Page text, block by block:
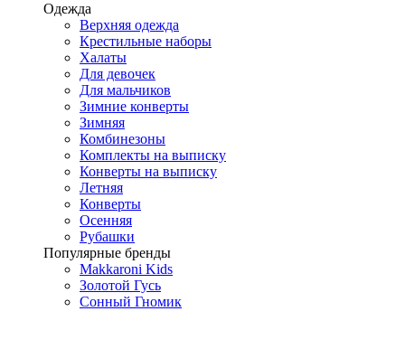
Одежда
Верхняя одежда
Крестильные наборы
Халаты
Для девочек
Для мальчиков
Зимние конверты
Зимняя
Комбинезоны
Комплекты на выписку
Конверты на выписку
Летняя
Конверты
Осенняя
Рубашки
Популярные бренды
Makkaroni Kids
Золотой Гусь
Сонный Гномик